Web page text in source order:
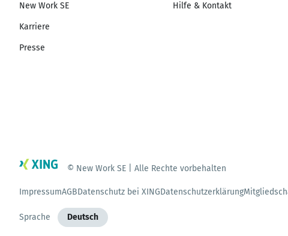
New Work SE
Karriere
Presse
Hilfe & Kontakt
© New Work SE | Alle Rechte vorbehalten
ImpressumAGBDatenschutz bei XINGDatenschutzerklärung
Sprache Deutsch